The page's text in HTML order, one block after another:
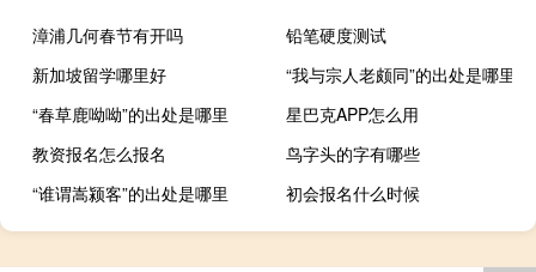
漳浦几何春节有开吗
铅笔硬度测试
新加坡留学哪里好
“我与宗人老颇同”的出处是哪里
“春草鹿呦呦”的出处是哪里
星巴克APP怎么用
教资报名怎么报名
鸟字头的字有哪些
“谁谓嵩颍客”的出处是哪里
初会报名什么时候